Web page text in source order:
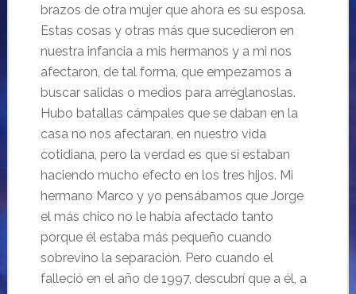
brazos de otra mujer que ahora es su esposa.
Estas cosas y otras más que sucedieron en
nuestra infancia a mis hermanos y a mi nos
afectaron, de tal forma, que empezamos a
buscar salidas o medios para arréglanoslas.
Hubo batallas cámpales que se daban en la
casa no nos afectaran, en nuestro vida
cotidiana, pero la verdad es que sí estaban
haciendo mucho efecto en los tres hijos. Mi
hermano Marco y yo pensábamos que Jorge
el más chico no le había afectado tanto
porque él estaba más pequeño cuando
sobrevino la separación. Pero cuando el
falleció en el año de 1997, descubrí que a él, a